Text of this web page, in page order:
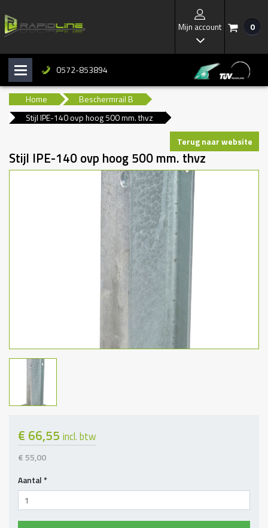
Mijn account
I
/ 0
H b 0572-853894
Home
Beschermrail B
Stijl IPE-140 ovp hoog 500 mm. thvz
Terug naar website
Stijl IPE-140 ovp hoog 500 mm. thvz
€ 66,55 incl. btw
€ 55,00
Aantal*